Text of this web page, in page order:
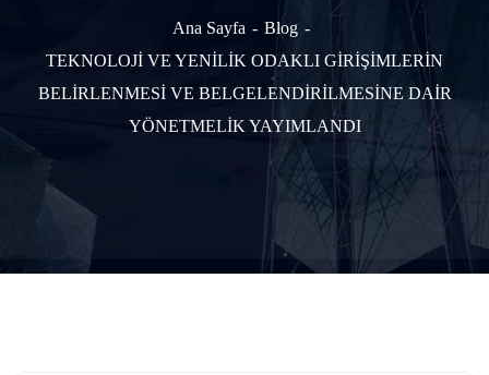
Ana Sayfa
Blog
TEKNOLOJİ VE YENİLİK ODAKLI GİRİŞİMLERİN
BELİRLENMESİ VE BELGELENDİRİLMESİNE DAİR
YÖNETMELİK YAYIMLANDI